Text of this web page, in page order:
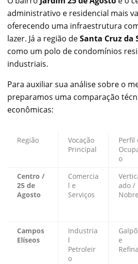
administrativo e residencial mais
oferecendo uma infraestrutura
lazer. Já a região deSanta Cruz da
como um polo de condomínios
industriais.
Para auxiliar sua análise sobre o
preparamos uma comparação
econômicas:
Região
Vocação
Principal
Perfil
o
Centro /
25 de
Agosto
Comercia
l e
Serviços
ado /
Nobre
Campos
Elíseos
Industria
l
Petroleir
o
e